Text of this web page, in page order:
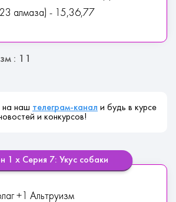
алмаза) - 15,36,77
: 11
на наш телеграм-канал и будь в курсе
и конкурсов!
1 х Серия 7: Укус собаки
+1 Альтруизм